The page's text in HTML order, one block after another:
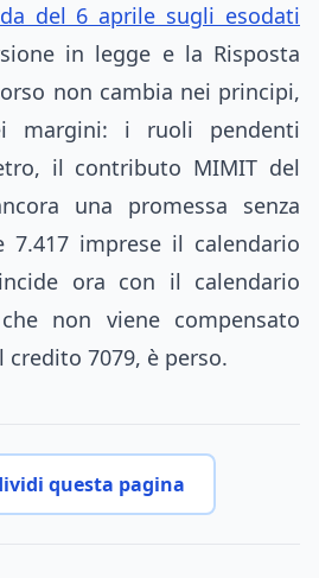
del 6 aprile sugli esodati
in legge e la Risposta
non cambia nei principi,
margini: i ruoli pendenti
il contributo MIMIT del
una promessa senza
7.417 imprese il calendario
ora con il calendario
non viene compensato
7079, è perso.
questa pagina